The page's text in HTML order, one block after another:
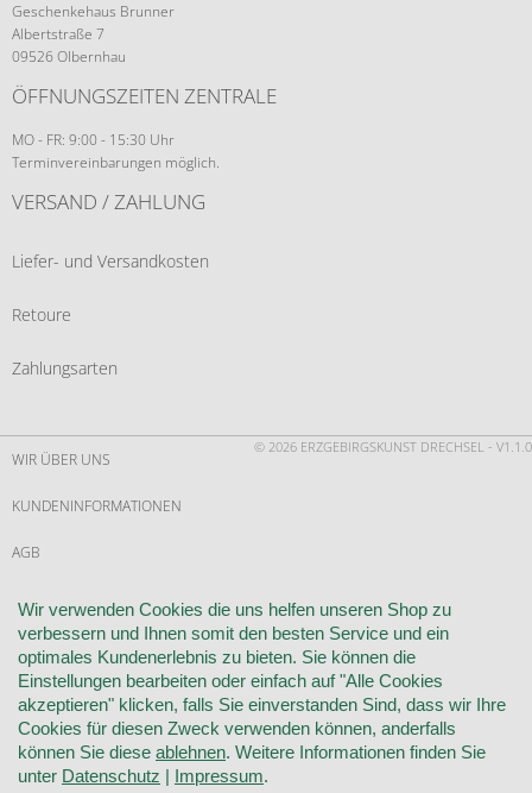
Geschenkehaus Brunner
Albertstraße 7
09526 Olbernhau
ÖFFNUNGSZEITEN ZENTRALE
MO - FR: 9:00 - 15:30 Uhr
Terminvereinbarungen möglich.
VERSAND / ZAHLUNG
Liefer- und Versandkosten
Retoure
Zahlungsarten
© 2026 ERZGEBIRGSKUNST DRECHSEL - V1.1.0
WIR ÜBER UNS
KUNDENINFORMATIONEN
AGB
WIDERRUF
VERTRAG WIDERRUFEN
KONTAKT
DATENSCHUTZ
COOKIE-EINSTELLUNGEN
Wir verwenden Cookies die uns helfen unseren Shop zu
verbessern und Ihnen somit den besten Service und ein
optimales Kundenerlebnis zu bieten. Sie können die
Einstellungen bearbeiten oder einfach auf "Alle Cookies
akzeptieren" klicken, falls Sie einverstanden Sind, dass wir Ihre
Cookies für diesen Zweck verwenden können, anderfalls
können Sie diese ablehnen. Weitere Informationen finden Sie
unter Datenschutz | Impressum.